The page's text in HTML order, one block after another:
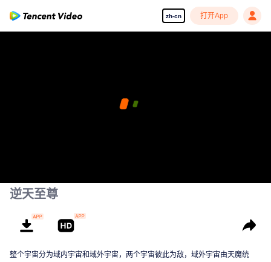
zh-cn 打开App
逆天至尊
整个宇宙分为域内宇宙和域外宇宙，两个宇宙彼此为敌，域外宇宙由天魔统